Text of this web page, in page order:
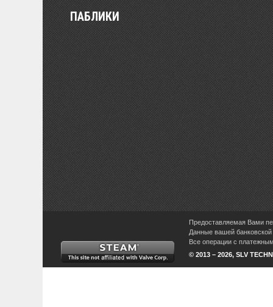
ПАБЛИКИ
Предоставляемая Вами
Данные вашей
Все операции с
© 2013 – 2026, SLV